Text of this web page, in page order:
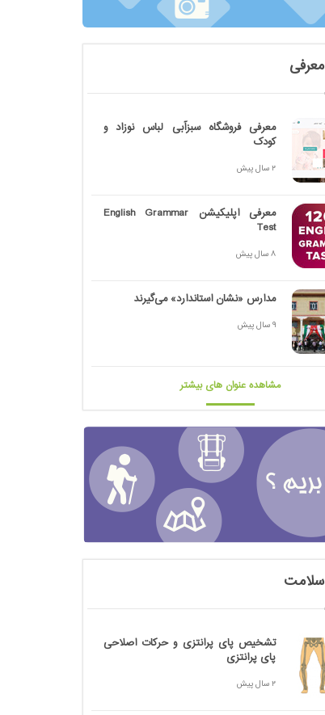
معرفی
معرفی فروشگاه سبزآبی لباس نوزاد و
کودک
2 سال پیش
معرفی اپلیکیشن English Grammar
Test
8 سال پیش
مدارس «نشان استاندارد» می‌گیرند
9 سال پیش
مشاهده عنوان های بیشتر
سلامت
تشخیص پای پرانتزی و حرکات اصلاحی
پای پرانتزی
2 سال پیش